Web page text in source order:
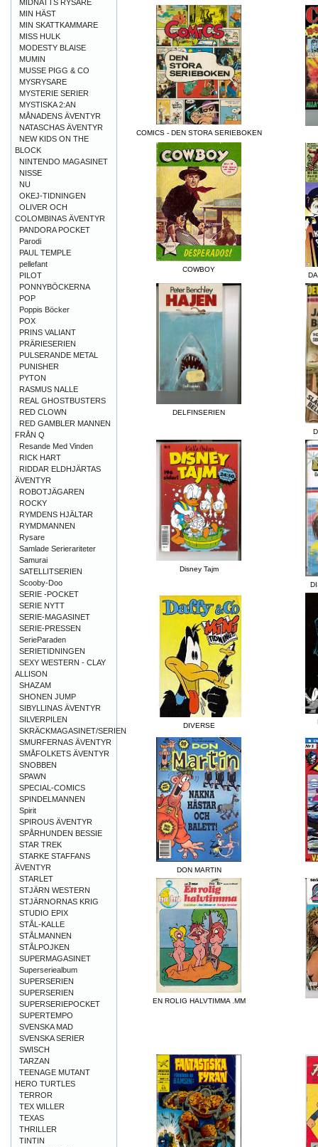
COMICS - DEN STORA SERIEBOKEN
COWBOY
DELFINSERIEN
Disney Tajm
DIVERSE
DON MARTIN
EN ROLIG HALVTIMMA .MM
MIDNATTS RYSARE
MIN HÄST
MIN SKATTKAMMARE
MISS HULK
MODESTY BLAISE
MUMIN
MUSSE PIGG & CO
MYSRYSARE
MYSTERIE SERIER
MYSTISKA 2:AN
MÅNADENS ÄVENTYR
NATASCHAS ÄVENTYR
NEW KIDS ON THE
BLOCK
NINTENDO MAGASINET
NISSE
NU
OKEJ-TIDNINGEN
OLIVER OCH
COLOMBINAS ÄVENTYR
PANDORA POCKET
Parodi
PAUL TEMPLE
pellefant
PILOT
PONNYBÖCKERNA
POP
Poppis Böcker
POX
PRINS VALIANT
PRÄRIESERIEN
PULSERANDE METAL
PUNISHER
PYTON
RASMUS NALLE
REAL GHOSTBUSTERS
RED CLOWN
RED GAMBLER MANNEN
FRÅN Q
Resande Med Vinden
RICK HART
RIDDAR ELDHJÄRTAS
ÄVENTYR
ROBOTJÄGAREN
ROCKY
RYMDENS HJÄLTAR
RYMDMANNEN
Rysare
Samlade Serierariteter
Samurai
SATELLITSERIEN
Scooby-Doo
SERIE -POCKET
SERIE NYTT
SERIE-MAGASINET
SERIE-PRESSEN
SerieParaden
SERIETIDNINGEN
SEXY WESTERN - CLAY
ALLISON
SHAZAM
SHONEN JUMP
SIBYLLINAS ÄVENTYR
SILVERPILEN
SKRÄCKMAGASINET/SERIEN
SMURFERNAS ÄVENTYR
SMÅFOLKETS ÄVENTYR
SNOBBEN
SPAWN
SPECIAL-COMICS
SPINDELMANNEN
Spirit
SPIROUS ÄVENTYR
SPÅRHUNDEN BESSIE
STAR TREK
STARKE STAFFANS
ÄVENTYR
STARLET
STJÄRN WESTERN
STJÄRNORNAS KRIG
STUDIO EPIX
STÅL-KALLE
STÅLMANNEN
STÅLPOJKEN
SUPERMAGASINET
Superseriealbum
SUPERSERIEN
SUPERSERIEN
SUPERSERIEPOCKET
SUPERTEMPO
SVENSKA MAD
SVENSKA SERIER
SWISCH
TARZAN
TEENAGE MUTANT
HERO TURTLES
TERROR
TEX WILLER
TEXAS
THRILLER
TINTIN